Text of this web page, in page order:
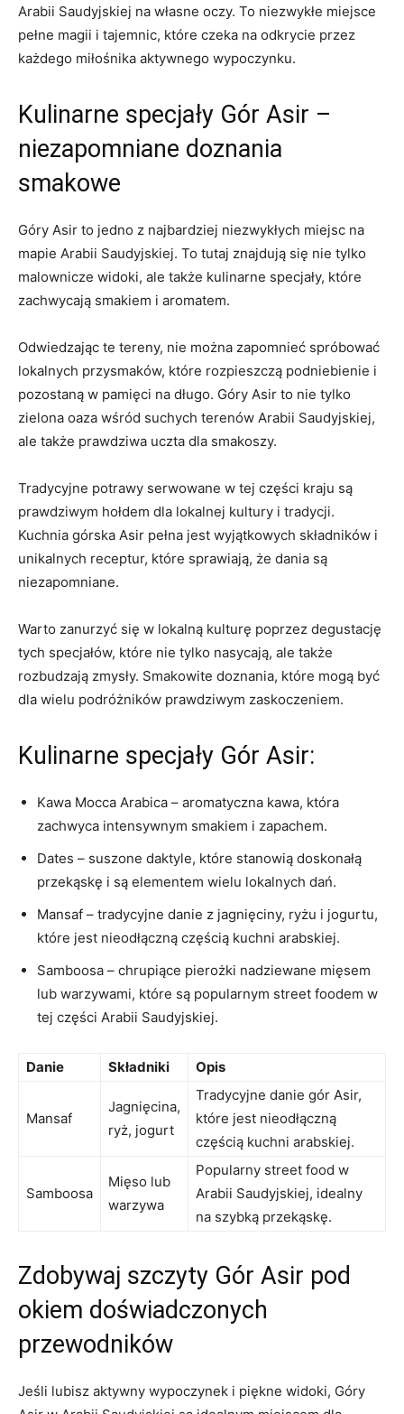
Arabii Saudyjskiej na własne oczy. To niezwykłe miejsce
pełne ⁢magii i tajemnic, ‌które⁢ czeka ⁣na‍ odkrycie przez
każdego miłośnika aktywnego​ wypoczynku.
Kulinarne specjały Gór Asir –‌
niezapomniane doznania
smakowe
Góry Asir ‍to jedno z najbardziej niezwykłych miejsc⁢ na⁢
mapie Arabii Saudyjskiej. To tutaj znajdują się nie ‍tylko
malownicze widoki,‌ ale ​także kulinarne specjały, które
zachwycają smakiem i aromatem.
Odwiedzając te tereny, nie można ‍zapomnieć ⁤spróbować
lokalnych‌ przysmaków,‌ które rozpieszczą podniebienie i
pozostaną w pamięci na ⁢długo. Góry Asir⁣ to nie tylko
zielona ⁢oaza wśród suchych terenów ​Arabii Saudyjskiej,
ale także prawdziwa​ uczta dla‍ smakoszy.
Tradycyjne⁢ potrawy ⁤serwowane⁤ w tej części kraju są
⁤prawdziwym hołdem dla ‍lokalnej kultury i tradycji.
Kuchnia górska Asir ‌pełna ‌jest wyjątkowych składników i
unikalnych receptur,‌ które⁢ sprawiają,‍ że dania są
niezapomniane.
Warto​ zanurzyć się w⁤ lokalną kulturę ⁤poprzez degustację
tych specjałów, które nie tylko nasycają, ⁢ale także‍
rozbudzają zmysły. Smakowite doznania, które mogą być
dla wielu podróżników ⁤prawdziwym zaskoczeniem.
Kulinarne ​specjały Gór ‍Asir:
Kawa Mocca Arabica –‍ aromatyczna⁣ kawa,⁢ która
zachwyca intensywnym ⁢smakiem i zapachem.
Dates – suszone⁣ daktyle, które stanowią doskonałą
przekąskę i są elementem wielu ‍lokalnych dań.
Mansaf – tradycyjne danie ​z jagnięciny, ryżu i jogurtu,​
które jest nieodłączną częścią kuchni arabskiej.
Samboosa – chrupiące pierożki nadziewane mięsem
⁣lub⁤ warzywami,⁤ które są popularnym street foodem w
tej ‍części Arabii Saudyjskiej.
Danie Składniki Opis
Mansaf
Jagnięcina,
ryż, jogurt
Tradycyjne‌ danie gór ⁣Asir,
które jest ‍nieodłączną‍
częścią kuchni arabskiej.
Samboosa
Mięso lub
warzywa
Popularny street food w
Arabii Saudyjskiej, idealny
na szybką przekąskę.
Zdobywaj szczyty‌ Gór Asir pod
okiem doświadczonych
⁣przewodników
Jeśli lubisz aktywny wypoczynek⁤ i piękne widoki, Góry